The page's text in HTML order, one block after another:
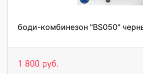
боди-комбинезон "BS050"
1 800 руб.